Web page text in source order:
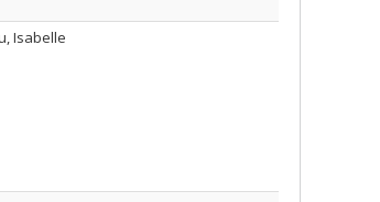
Isabelle